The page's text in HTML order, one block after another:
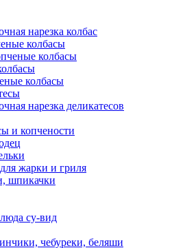
нарезка колбас
колбасы
колбасы
колбасы
нарезка деликатесов
и копчености
жарки и гриля
шпикачки
су-вид
чебуреки, беляши